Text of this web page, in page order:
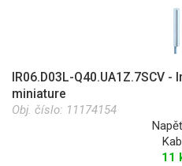
IR06.D03L-Q40.UA1Z.7SCV
miniature
Obj. číslo: 11174154
11